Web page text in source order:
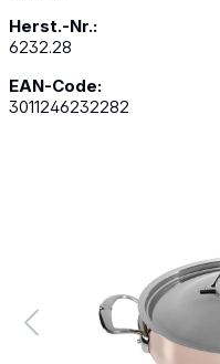
Herst.-Nr.:
6232.28
EAN-Code:
3011246232282